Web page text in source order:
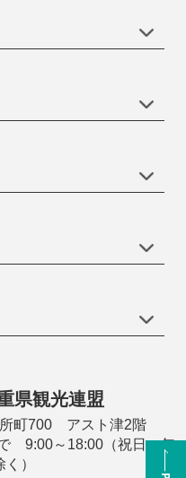
県観光連盟
町700 アスト津2階
9:00～18:00（祝日・年
）